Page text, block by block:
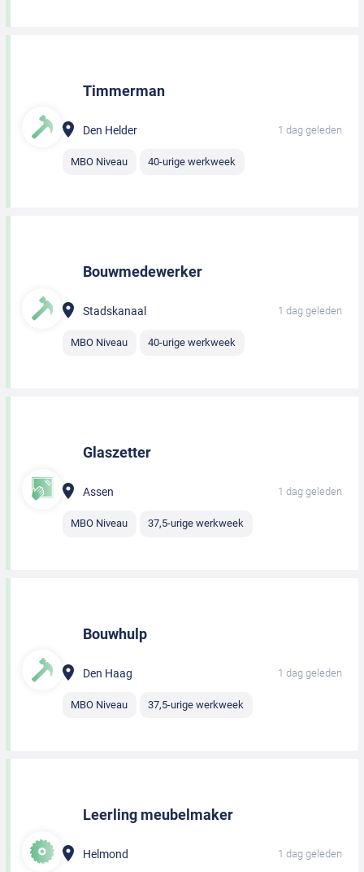
Timmerman
Den Helder 1 dag geleden
MBO Niveau 40-urige werkweek
Bouwmedewerker
Stadskanaal 1 dag geleden
MBO Niveau 40-urige werkweek
Glaszetter
Assen 1 dag geleden
MBO Niveau 37,5-urige werkweek
Bouwhulp
Den Haag 1 dag geleden
MBO Niveau 37,5-urige werkweek
Leerling meubelmaker
Helmond 1 dag geleden